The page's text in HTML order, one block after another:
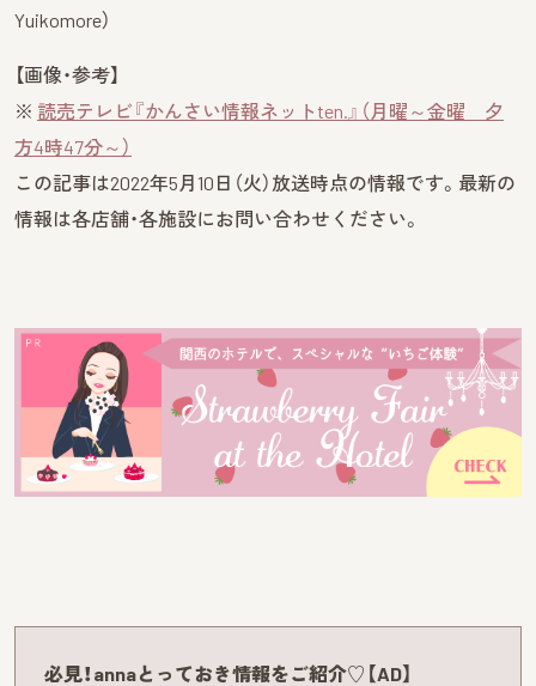
Yuikomore）
【画像・参考】
※ 読売テレビ『かんさい情報ネットten.』（月曜～金曜 夕
方4時47分～）
この記事は2022年5月10日（火）放送時点の情報です。最新の
情報は各店舗・各施設にお問い合わせください。
必見！annaとっておき情報をご紹介♡【AD】